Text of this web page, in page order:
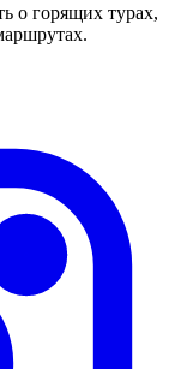
о горящих турах,